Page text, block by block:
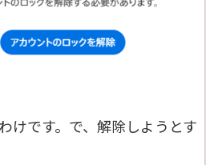
けです。で、解除しようとす